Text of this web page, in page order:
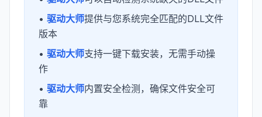
• 驱动大师提供与您系统完全匹配的DLL文件
版本
• 驱动大师支持一键下载安装，无需手动操
作
• 驱动大师内置安全检测，确保文件安全可
靠